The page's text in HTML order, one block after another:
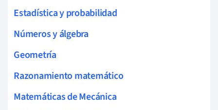
Estadística y probabilidad
Números y álgebra
Geometría
Razonamiento matemático
Matemáticas de Mecánica